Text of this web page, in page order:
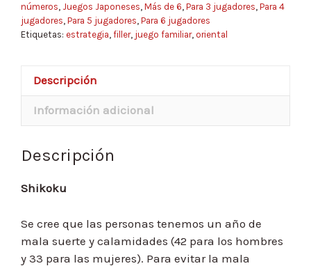
números Juegos Japoneses Más de 6 Para 3 jugadores Para 4
jugadores Para 5 jugadores Para 6 jugadores
Etiquetas: estrategia filler, juego familiar, oriental
Descripción
Información adicional
Descripción
Shikoku
Se cree que las personas tenemos un año de
mala suerte y calamidades (42 para los hombres
y 33 para las mujeres). Para evitar la mala